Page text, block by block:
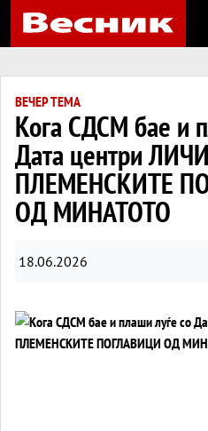
ВЕЧЕР ТЕМА
Кога СДСМ бае и
Дата центри
ПЛЕМЕНСКИТЕ
ОД МИНАТОТО
18.06.2026